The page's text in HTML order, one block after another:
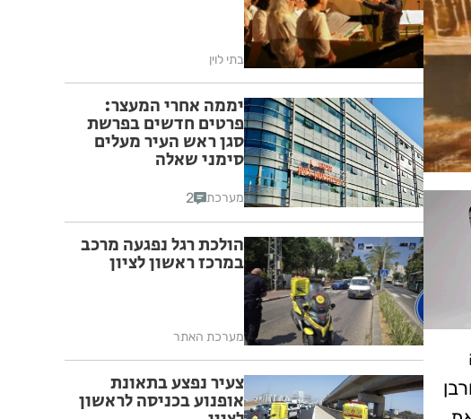
בתי לוין
יממה אחרי המעצר:
פרטים חדשים בפרשת
סגן ראש העיר מעלים
סימני שאלה
מערכת 2
הולכת רגל נפגעה מרכב
במרכז ראשון לציון
מערכת האתר
צעיר נפצע בתאונת
אופנוע בכניסה לראשון